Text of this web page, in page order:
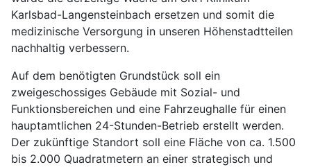
Karlsbad-Langensteinbach ersetzen und somit die
medizinische Versorgung in unseren Höhenstadtteilen
nachhaltig verbessern.
Auf dem benötigten Grundstück soll ein
zweigeschossiges Gebäude mit Sozial- und
Funktionsbereichen und eine Fahrzeughalle für einen
hauptamtlichen 24-Stunden-Betrieb erstellt werden.
Der zukünftige Standort soll eine Fläche von ca. 1.500
bis 2.000 Quadratmetern an einer strategisch und